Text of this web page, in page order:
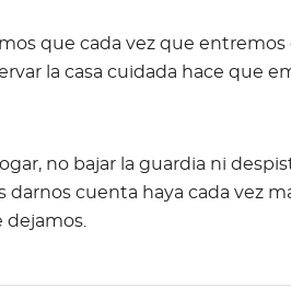
que cada vez que
la casa cuidada hace que
no bajar la guardia ni
cuenta haya cada vez
dejamos.